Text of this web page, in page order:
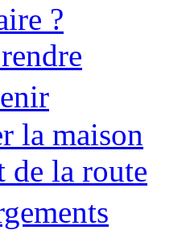
?
la maison
de la route